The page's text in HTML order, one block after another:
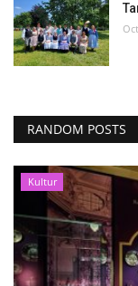
RANDOM POSTS
Kultur